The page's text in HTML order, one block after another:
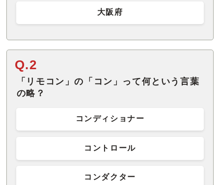
大阪府
Q.2
「リモコン」の「コン」って何という言葉
の略？
コンディショナー
コントロール
コンダクター